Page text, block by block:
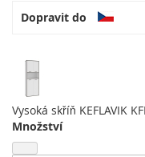
Dopravit do
Vysoká skříň KEFLAVIK
Množství